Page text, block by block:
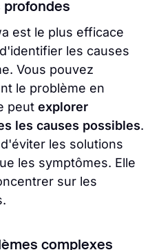
profondes
est le plus efficace
les causes
Vous pouvez
le problème en
peut explorer
les causes possibles.
les solutions
les symptômes. Elle
sur les
complexes